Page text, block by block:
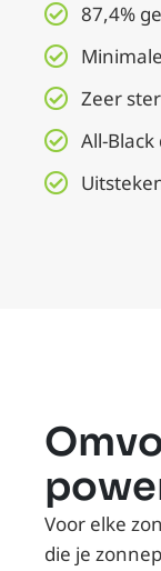
87,4%
Zeer
All-
Voor elke
die je